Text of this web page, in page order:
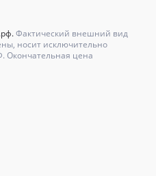
Фактический внешний вид
носит исключительно
Окончательная цена